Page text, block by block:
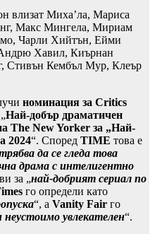
влизат Миха’ла, Мариса
Макс Мингела, Мириам
Чарли Хийтън, Ейми
Хавил, Киърнан
Стивън Кембъл Мур, Клеър
номинация за Critics
Най-добър драматичен
The New Yorker за „Най-
2024“. Според TIME това е
да се гледа това
драма с интелигентно
за „най-добрият сериал по
го определи като
“, а Vanity Fair го
неустоимо увлекателен“.